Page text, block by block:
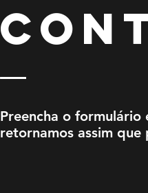
Preencha o formulário
retornamos assim que